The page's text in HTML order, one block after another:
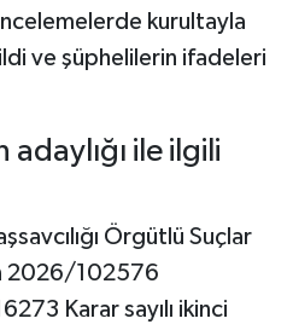
kurultayla
ve şüphelilerin ifadeleri
ile ilgili
Örgütlü Suçlar
2026/102576
Karar sayılı ikinci